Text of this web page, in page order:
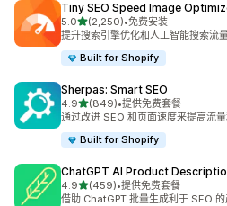
Tiny SEO Speed Image
5.0星（满分 5 星）
(2,250)
总共 2250 条评论
•免费安装
提升搜索引擎优化和人工智能搜索流
Built for Shopify
Sherpas: Smart SEO
4.9星（满分 5 星）
(849)
总共 849 条评论
•提供免费套餐
通过改进 SEO 和页面速度来提高流量
Built for Shopify
ChatGPT AI Product
4.9星（满分 5 星）
(459)
总共 459 条评论
•提供免费套餐
借助 ChatGPT 批量生成利于 SEO